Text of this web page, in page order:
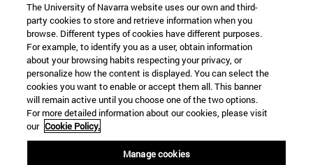
The University of Navarra website uses our own and third-
party cookies to store and retrieve information when you
browse. Different types of cookies have different purposes.
For example, to identify you as a user, obtain information
about your browsing habits respecting your privacy, or
personalize how the content is displayed. You can select the
cookies you want to enable or accept them all. This banner
will remain active until you choose one of the two options.
For more detailed information about our cookies, please visit
our Cookie Policy.
Manage cookies